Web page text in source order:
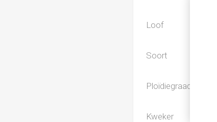
Loof
Soort
Ploïdiegraad
Kweker